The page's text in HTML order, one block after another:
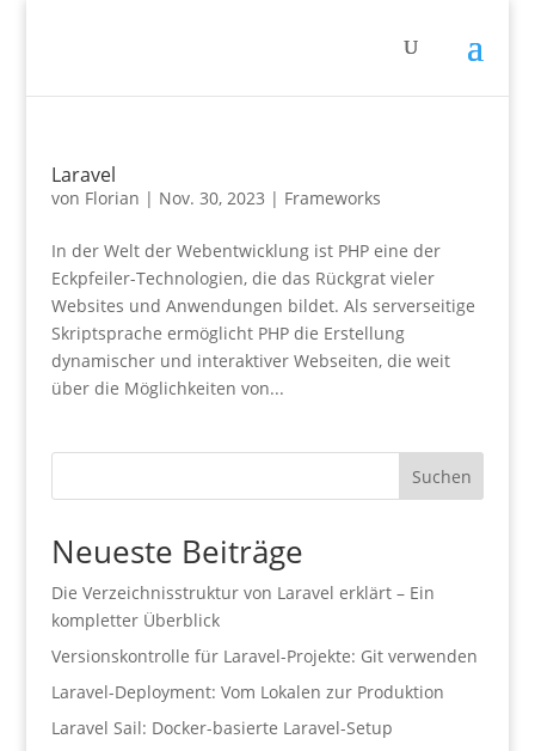
Laravel
von Florian | Nov. 30, 2023 | Frameworks
In der Welt der Webentwicklung ist PHP eine der
Eckpfeiler-Technologien, die das Rückgrat vieler
Websites und Anwendungen bildet. Als serverseitige
Skriptsprache ermöglicht PHP die Erstellung
dynamischer und interaktiver Webseiten, die weit
über die Möglichkeiten von...
Suchen
Neueste Beiträge
Die Verzeichnisstruktur von Laravel erklärt – Ein
kompletter Überblick
Versionskontrolle für Laravel-Projekte: Git verwenden
Laravel-Deployment: Vom Lokalen zur Produktion
Laravel Sail: Docker-basierte Laravel-Setup